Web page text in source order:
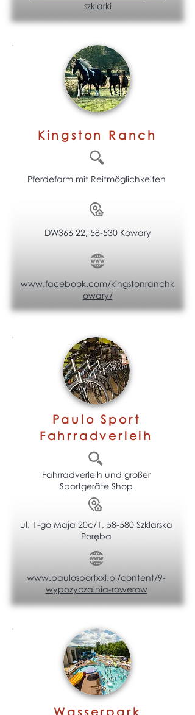
szklarki
Kingston Ranch
Pferdefarm mit Reitmöglichkeiten
DW366 22, 58-530 Kowary
www.facebook.com/kingstonranchk
owary/
Paulo Sport
Fahrradverleih
Fahrradverleih und großer
Sportgeräte Shop
ul. 1-go Maja 20c/1, 58-580 Szklarska
Poręba
www.paulosportxxl.pl/content/9-
wypozyczalnia-rowerow
Wasserpark